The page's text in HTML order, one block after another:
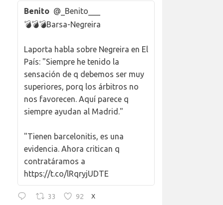
Benito @_Benito___
💣💣💣Barsa-Negreira
Laporta habla sobre Negreira en El
País: "Siempre he tenido la
sensación de q debemos ser muy
superiores, porq los árbitros no
nos favorecen. Aquí parece q
siempre ayudan al Madrid."
"Tienen barcelonitis, es una
evidencia. Ahora critican q
contratáramos a
https://t.co/lRqryjUDTE
33 92 X